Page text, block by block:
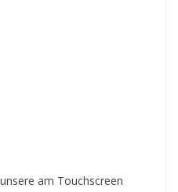
am Touchscreen